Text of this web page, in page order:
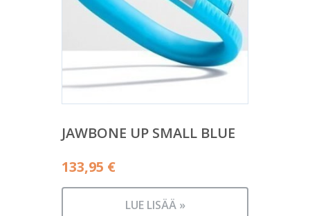
JAWBONE UP SMALL BLUE
133,95 €
LUE LISÄÄ »